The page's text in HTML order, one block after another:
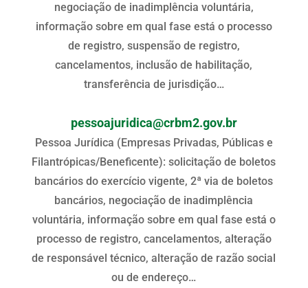
negociação de inadimplência voluntária,
informação sobre em qual fase está o processo
de registro, suspensão de registro,
cancelamentos, inclusão de habilitação,
transferência de jurisdição…
pessoajuridica@crbm2.gov.br
Pessoa Jurídica (Empresas Privadas, Públicas e
Filantrópicas/Beneficente): solicitação de boletos
bancários do exercício vigente, 2ª via de boletos
bancários, negociação de inadimplência
voluntária, informação sobre em qual fase está o
processo de registro, cancelamentos, alteração
de responsável técnico, alteração de razão social
ou de endereço…